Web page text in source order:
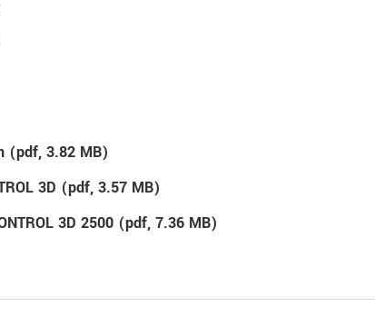
(pdf, 3.82 MB)
3D (pdf, 3.57 MB)
3D 2500 (pdf, 7.36 MB)